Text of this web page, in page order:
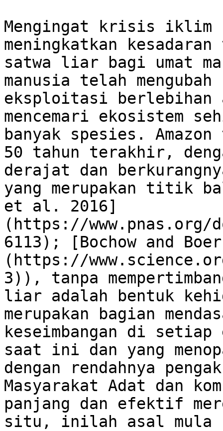
Mengingat krisis
meningkatkan
satwa liar bagi umat
manusia telah
eksploitasi berlebihan
mencemari ekosistem
banyak spesies.
50 tahun terakhir,
derajat dan
yang merupakan titik
et al. 2016]
(https://www.pnas.org/
6113); [Bochow and
(https://
3)), tanpa
liar adalah bentuk
merupakan bagian
keseimbangan di
saat ini dan yang
dengan rendahnya
Masyarakat Adat dan
panjang dan efektif
situ, inilah asal mula